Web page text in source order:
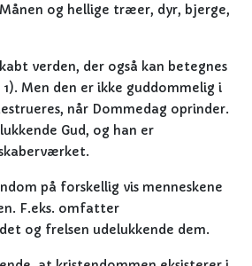
og hellige træer, dyr, bjerge,
verden, der også kan betegnes
1). Men den er ikke guddommelig i
når Dommedag oprinder.
Gud, og han er
på forskellig vis menneskene
F.eks. omfatter
og frelsen udelukkende dem.